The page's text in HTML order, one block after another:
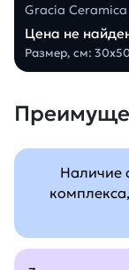
Gracia
Цена не
Размер, см:
Наличие